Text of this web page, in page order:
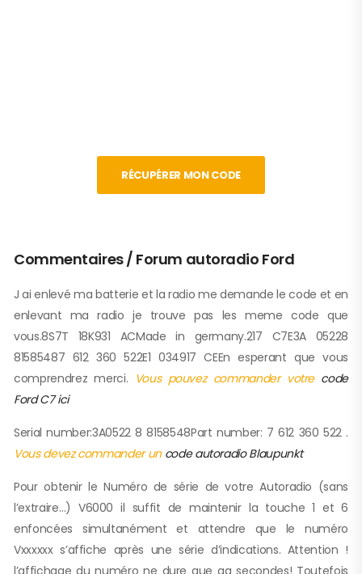
RÉCUPÉRER MON CODE
Commentaires / Forum autoradio Ford
J ai enlevé ma batterie et la radio me demande le code et en
enlevant ma radio je trouve pas les meme code que
vous.8S7T 18K931 ACMade in germany.217 C7E3A 05228
81585487 612 360 522E1 034917 CEEn esperant que vous
comprendrez merci. Vous pouvez commander votre code
Ford C7 ici
Serial number:3A0522 8 8158548Part number: 7 612 360 522 .
Vous devez commander un code autoradio Blaupunkt
Pour obtenir le Numéro de série de votre Autoradio (sans
l’extraire…) V6000 il suffit de maintenir la touche 1 et 6
enfoncées simultanément et attendre que le numéro
Vxxxxxx s’affiche après une série d’indications. Attention !
l’affichage du numéro ne dure que qq secondes! Toutefois